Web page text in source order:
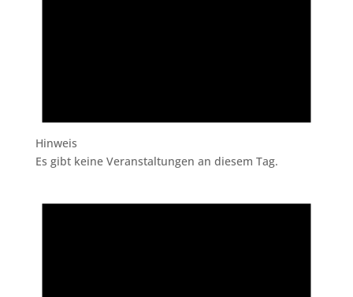
Hinweis
Es gibt keine Veranstaltungen an diesem Tag.